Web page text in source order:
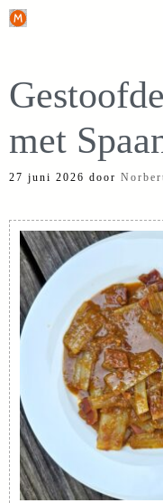
Ga
inhoud
met
27 juni 2026 door